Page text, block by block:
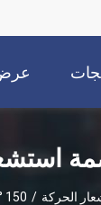
عرض
الحركة / 150 ° IP20 4m تصاعد DC Motion Sensor MC090D RC